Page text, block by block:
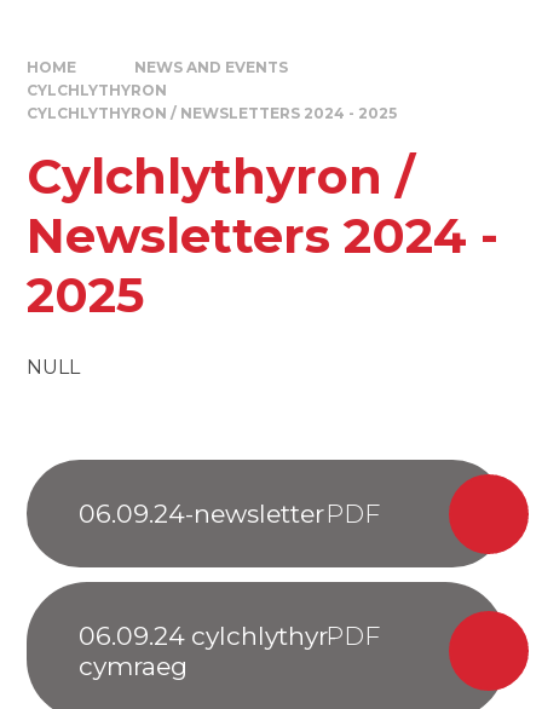
HOME
NEWS AND EVENTS
CYLCHLYTHYRON
CYLCHLYTHYRON / NEWSLETTERS 2024 - 2025
Cylchlythyron /
Newsletters 2024 -
2025
NULL
06.09.24-newsletter
06.09.24 cylchlythyr-
cymraeg